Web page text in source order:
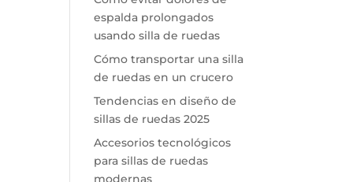
espalda prolongados
usando silla de ruedas
Cómo transportar una silla
de ruedas en un crucero
Tendencias en diseño de
sillas de ruedas 2025
Accesorios tecnológicos
para sillas de ruedas
modernas